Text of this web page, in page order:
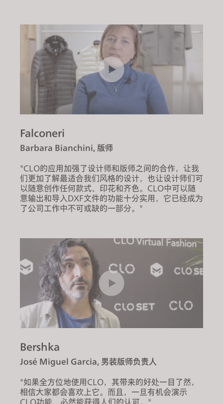
Falconeri
Barbara Bianchini, 版师
"CLO的应用加强了设计师和版师之间的合作，让我
们更加了解最适合我们风格的设计，也让设计师们可
以随意创作任何款式、印花和齐色。CLO中可以随
意输出和导入DXF文件的功能十分实用，它已经成为
了公司工作中不可或缺的一部分。"
Bershka
José Miguel Garcia, 男装版师负责人
"如果全方位地使用CLO，其带来的好处一目了然，
相信大家都会喜欢上它。而且，一旦有机会演示
CLO功能，必然能获得人们的认可。"